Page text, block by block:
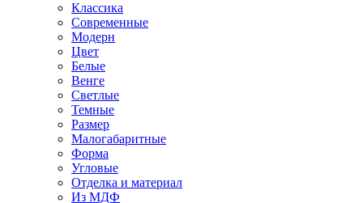
Классика
Современные
Модерн
Цвет
Белые
Венге
Светлые
Темные
Размер
Малогабаритные
Форма
Угловые
Отделка и материал
Из МДФ